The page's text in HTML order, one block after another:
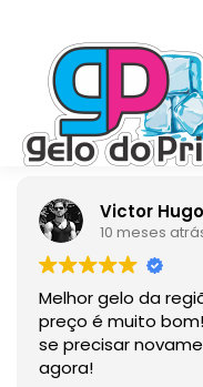
Victor Hugo
10 meses atrás
Melhor gelo da
preço é muito bom!!
se precisar
agora!